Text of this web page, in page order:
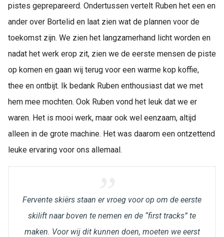
pistes geprepareerd. Ondertussen vertelt Ruben het een en
ander over Bortelid en laat zien wat de plannen voor de
toekomst zijn. We zien het langzamerhand licht worden en
nadat het werk erop zit, zien we de eerste mensen de piste
op komen en gaan wij terug voor een warme kop koffie,
thee en ontbijt. Ik bedank Ruben enthousiast dat we met
hem mee mochten. Ook Ruben vond het leuk dat we er
waren. Het is mooi werk, maar ook wel eenzaam, altijd
alleen in de grote machine. Het was daarom een ontzettend
leuke ervaring voor ons allemaal.
Fervente skiërs staan er vroeg voor op om de eerste
skilift naar boven te nemen en de “first tracks” te
maken. Voor wij dit kunnen doen, moeten we eerst